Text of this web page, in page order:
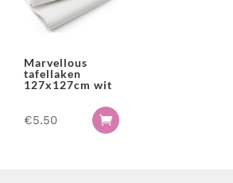
Marvellous
tafellaken
127x127cm wit
€5.50 